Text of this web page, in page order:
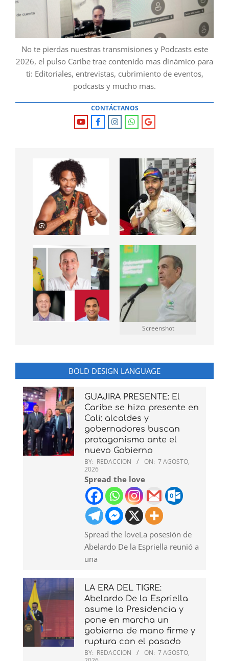
No te pierdas nuestras transmisiones y Podcasts este
2026, el pulso Caribe trae contenido mas dinámico para
ti: Editoriales, entrevistas, cubrimiento de eventos,
podcasts y mucho mas.
CONTÁCTANOS
Screenshot
BOLD DESIGN LANGUAGE
GUAJIRA PRESENTE: El
Caribe se hizo presente en
Cali: alcaldes y
gobernadores buscan
protagonismo ante el
nuevo Gobierno
BY: REDACCION ON: 7 AGOSTO,
2026
Spread the love
Spread the loveLa posesión de
Abelardo De la Espriella reunió a
una
LA ERA DEL TIGRE:
Abelardo De la Espriella
asume la Presidencia y
pone en marcha un
gobierno de mano firme y
ruptura con el pasado
BY: REDACCION ON: 7 AGOSTO,